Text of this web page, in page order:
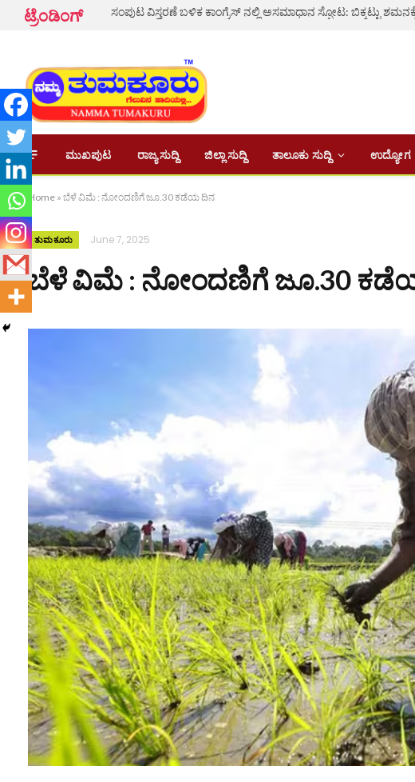
ಟ್ರೆಂಡಿಂಗ್
ಮುಖಪುಟ ರಾಜ್ಯ ಸುದ್ದಿ ಜಿಲ್ಲಾ ಸುದ್ದಿ ತಾಲೂಕು ಸುದ್ದಿ ಉದ್ಯೋಗ
Home » ಬೆಳೆ ವಿಮೆ : ನೋಂದಣಿಗೆ ಜೂ.30 ಕಡೆಯ ದಿನ
ತುಮಕೂರು June 7, 2025
ಬೆಳೆ ವಿಮೆ : ನೋಂದಣಿಗೆ ಜೂ.30